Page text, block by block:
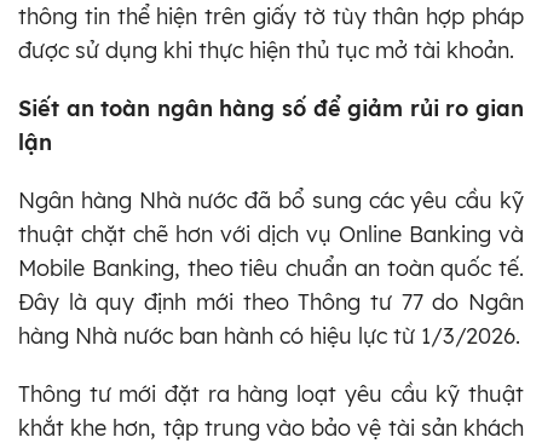
thông tin thể hiện trên giấy tờ tùy thân hợp pháp
được sử dụng khi thực hiện thủ tục mở tài khoản.
Siết an toàn ngân hàng số để giảm rủi ro gian
lận
Ngân hàng Nhà nước đã bổ sung các yêu cầu kỹ
thuật chặt chẽ hơn với dịch vụ Online Banking và
Mobile Banking, theo tiêu chuẩn an toàn quốc tế.
Đây là quy định mới theo Thông tư 77 do Ngân
hàng Nhà nước ban hành có hiệu lực từ 1/3/2026.
Thông tư mới đặt ra hàng loạt yêu cầu kỹ thuật
khắt khe hơn, tập trung vào bảo vệ tài sản khách